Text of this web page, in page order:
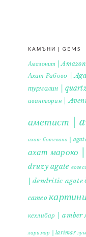
КАМЪНИ | GEMS
Амазонит |
Ахат Рабово |
турмалин |
авантюрин |
аметист |
ахат ботсвана |
ахат мароко
druzy agate
| dendritic agate
cameo
кехлибар | amber
ларимар | larimar